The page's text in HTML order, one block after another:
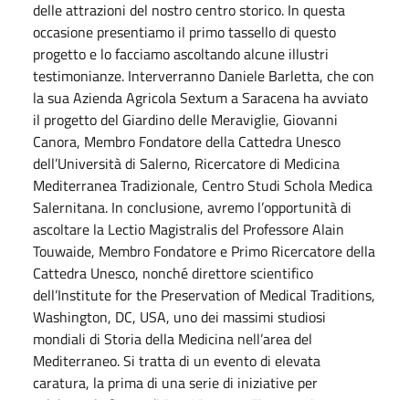
delle attrazioni del nostro centro storico. In questa
occasione presentiamo il primo tassello di questo
progetto e lo facciamo ascoltando alcune illustri
testimonianze. Interverranno Daniele Barletta, che con
la sua Azienda Agricola Sextum a Saracena ha avviato
il progetto del Giardino delle Meraviglie, Giovanni
Canora, Membro Fondatore della Cattedra Unesco
dell’Università di Salerno, Ricercatore di Medicina
Mediterranea Tradizionale, Centro Studi Schola Medica
Salernitana. In conclusione, avremo l’opportunità di
ascoltare la Lectio Magistralis del Professore Alain
Touwaide, Membro Fondatore e Primo Ricercatore della
Cattedra Unesco, nonché direttore scientifico
dell’Institute for the Preservation of Medical Traditions,
Washington, DC, USA, uno dei massimi studiosi
mondiali di Storia della Medicina nell’area del
Mediterraneo. Si tratta di un evento di elevata
caratura, la prima di una serie di iniziative per